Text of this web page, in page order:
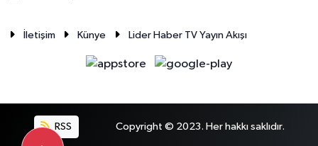
İletişim Künye Lider Haber TV Yayın Akışı
RSS Copyright © 2023. Her hakkı saklıdır.